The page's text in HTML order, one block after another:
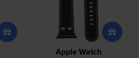
Apple Watch